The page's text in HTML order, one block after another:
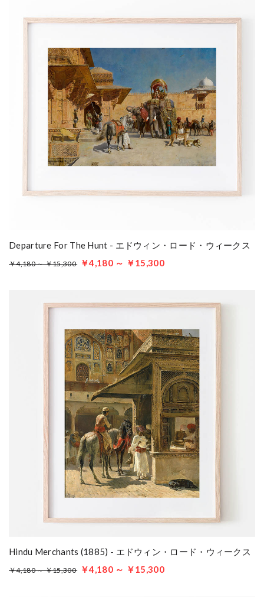
Departure For The Hunt - エドウィン・ロード・ウィークス
￥4,180 ～ ￥15,300 ￥4,180 ～ ￥15,300
Hindu Merchants (1885) - エドウィン・ロード・ウィークス
￥4,180 ～ ￥15,300 ￥4,180 ～ ￥15,300